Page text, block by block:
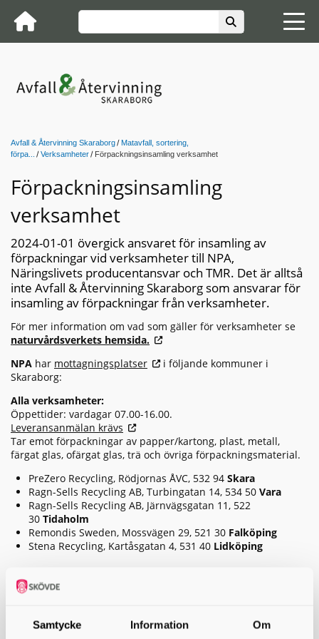
Samtycke Information Om
Avfall & Återvinning Skaraborg
Matavfall, sortering,
förpa...
Verksamheter Förpackningsinsamling verksamhet
Förpackningsinsamling
verksamhet
2024-01-01 övergick ansvaret för insamling av
förpackningar vid verksamheter till NPA,
Näringslivets producentansvar och TMR. Det är alltså
inte Avfall & Återvinning Skaraborg som ansvarar för
insamling av förpackningar från verksamheter.
För mer information om vad som gäller för verksamheter se
naturvårdsverkets hemsida.
NPA har mottagningsplatser
i följande kommuner i
Skaraborg:
Alla verksamheter:
Öppettider: vardagar 07.00-16.00.
Leveransanmälan krävs
Tar emot förpackningar av papper/kartong, plast, metall,
färgat glas, ofärgat glas, trä och övriga förpackningsmaterial.
PreZero Recycling, Rödjornas ÅVC, 532 94 Skara
Ragn-Sells Recycling AB, Turbingatan 14, 534 50 Vara
Ragn-Sells Recycling AB, Järnvägsgatan 11, 522
30 Tidaholm
Remondis Sweden, Mossvägen 29, 521 30 Falköping
Stena Recycling, Kartåsgatan 4, 531 40 Lidköping
personbilar med släp:
Tar emot förpackningar av papper/kartong, plast, metall,